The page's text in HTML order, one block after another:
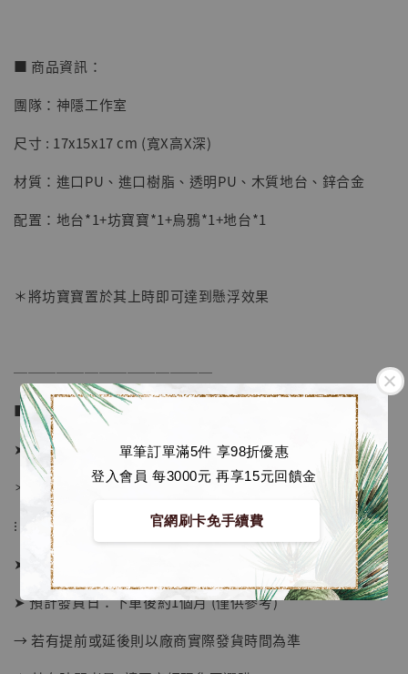
單筆訂單滿5件 享98折優惠
登入會員 每3000元 再享15元回饋金
官網刷卡免手續費
【店內現貨】海賊王 系列蒐藏雕像 布魯克達
NT$ 1,500
NT$ 1,870
加入購物車
■ 商品資訊：
團隊：神隱工作室
尺寸 : 17x15x17 cm (寬X高X深)
材質：進口PU、進口樹脂、透明PU、木質地台、鋅合金
配置：地台*1+坊寶寶*1+烏鴉*1+地台*1
＊將坊寶寶置於其上時即可達到懸浮效果
──────────────
■ 販售資訊：
➤ 價格 5100元
＊價格已包含國際運費
⁝
➤ 預購截止日：現貨數量售完即止
➤ 預計發貨日：下單後約1個月 (僅供參考)
→ 若有提前或延後則以廠商實際發貨時間為準